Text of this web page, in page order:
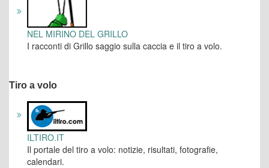
NEL MIRINO DEL GRILLO
I racconti di Grillo saggio sulla caccia e il tiro a volo.
Tiro a volo
ILTIRO.IT
Il portale del tiro a volo: notizie, risultati, fotografie,
calendari.